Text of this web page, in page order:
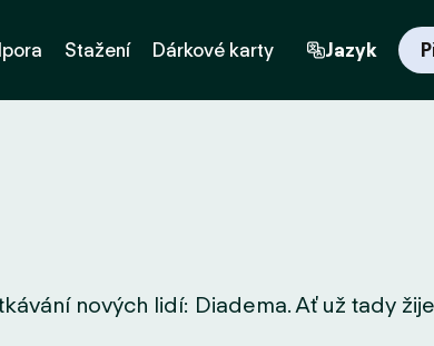
Stažení Dárkové karty Jazyk
nových lidí: Diadema. Ať už tady